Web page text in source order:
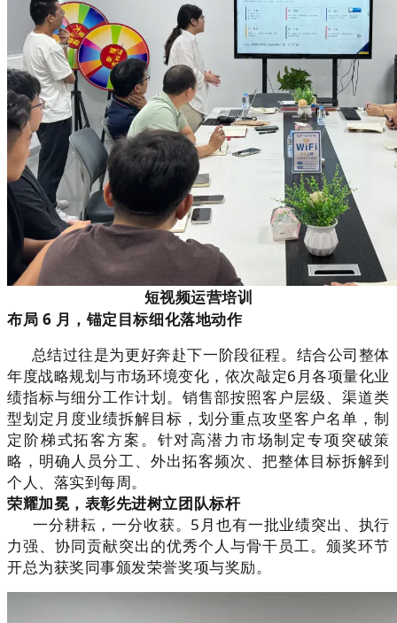
短视频运营培训
布局 6 月，锚定目标细化落地动作
总结过往是为更好奔赴下一阶段征程。结合公司整体
年度战略规划与市场环境变化，依次敲定6月各项量化业
绩指标与细分工作计划。销售部按照客户层级、渠道类
型划定月度业绩拆解目标，划分重点攻坚客户名单，制
定阶梯式拓客方案。针对高潜力市场制定专项突破策
略，明确人员分工、外出拓客频次、把整体目标拆解到
个人、落实到每周。
荣耀加冕，表彰先进树立团队标杆
一分耕耘，一分收获。5月也有一批业绩突出、执行
力强、协同贡献突出的优秀个人与骨干员工。颁奖环节
开总为获奖同事颁发荣誉奖项与奖励。